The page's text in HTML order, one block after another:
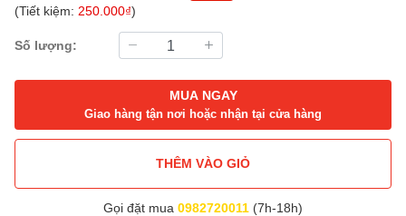
(Tiết kiệm: 250.000₫)
Số lượng:
MUA NGAY
Giao hàng tận nơi hoặc nhận tại cửa hàng
THÊM VÀO GIỎ
Gọi đặt mua 0982720011 (7h-18h)